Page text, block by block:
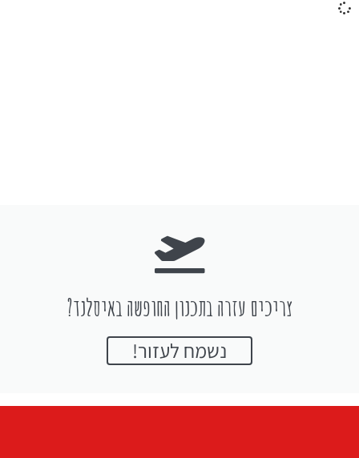
צריכים עזרה בתכנון החופשה באיסלנד?
נשמח לעזור!